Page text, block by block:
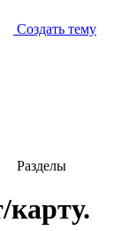
Создать тему
Разделы
карту.